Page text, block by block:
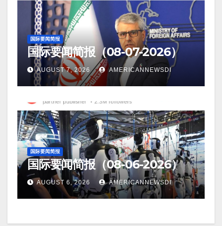
国际要闻简报
国际要闻简报（08-07-2026）
AUGUST 7, 2026 AMERICANNEWSDI
国际要闻简报
国际要闻简报（08-06-2026）
AUGUST 6, 2026 AMERICANNEWSDI